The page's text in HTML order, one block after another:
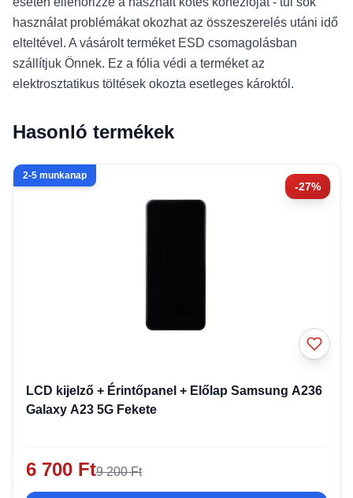
használat problémákat okozhat az összeszerelés utáni idő
elteltével. A vásárolt terméket ESD csomagolásban
szállítjuk Önnek. Ez a fólia védi a terméket az
elektrosztatikus töltések okozta esetleges károktól.
Hasonló termékek
-27%
2-5 munkanap
LCD kijelző + Érintőpanel + Előlap Samsung A236
Galaxy A23 5G Fekete
6 700 Ft9 200 Ft